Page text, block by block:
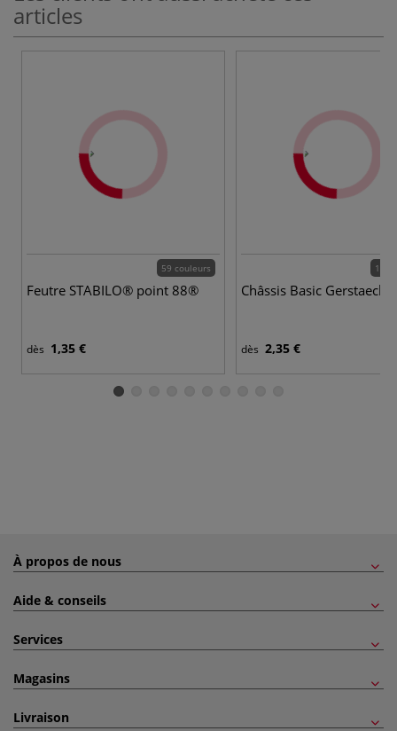
articles
59 couleurs
Feutre STABILO® point 88®
dès 1,35 €
164
Châssis Basic Gerstaecker
dès 2,35 €
À propos de nous
Aide & conseils
Services
Magasins
Livraison